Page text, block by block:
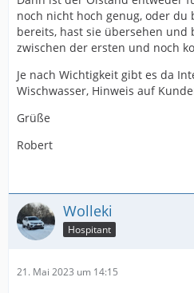
noch nicht hoch genug, oder du
bereits, hast sie übersehen und
zwischen der ersten und noch
Je nach Wichtigkeit gibt es da
Wischwasser, Hinweis auf
Grüße
Robert
Wolleki
Hospitant
21. Mai 2023 um 14:15